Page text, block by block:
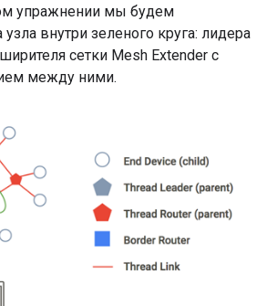
упражнении мы будем
внутри зеленого круга: лидера
сетки Mesh Extender с
между ними.